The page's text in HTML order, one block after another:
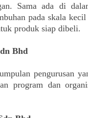
Sama ada di
pada skala
produk siap dibeli.
Bhd
pengurusan
program dan